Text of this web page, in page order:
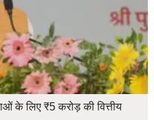
के लिए ₹5 करोड़ की वित्तीय